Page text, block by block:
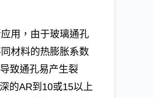
用，由于玻璃通孔
材料的热膨胀系数
致通孔易产生裂
的AR到10或15以上